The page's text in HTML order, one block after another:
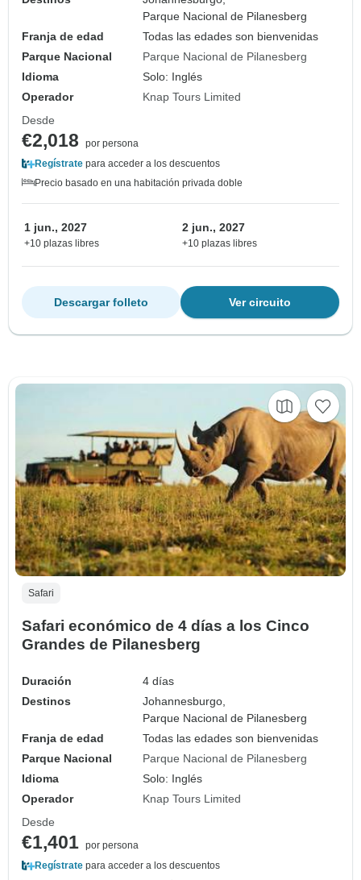
Parque Nacional de Pilanesberg
Franja de edad
Todas las edades son bienvenidas
Parque Nacional
Parque Nacional de Pilanesberg
Idioma
Solo: Inglés
Operador
Knap Tours Limited
Desde
€2,018
por persona
Regístrate para acceder a los descuentos
Precio basado en una habitación privada doble
1 jun., 2027
+10 plazas libres
2 jun., 2027
+10 plazas libres
Ver circuito
Descargar folleto
Safari
Safari económico de 4 días a los Cinco
Grandes de Pilanesberg
Duración
4 días
Destinos
Johannesburgo,
Parque Nacional de Pilanesberg
Franja de edad
Todas las edades son bienvenidas
Parque Nacional
Parque Nacional de Pilanesberg
Idioma
Solo: Inglés
Operador
Knap Tours Limited
Desde
€1,401 por persona
Regístrate para acceder a los descuentos